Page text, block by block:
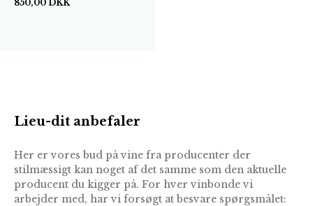
850,00 DKK
Lieu-dit anbefaler
Her er vores bud på vine fra producenter der
stilmæssigt kan noget af det samme som den aktuelle
producent du kigger på. For hver vinbonde vi
arbejder med, har vi forsøgt at besvare spørgsmålet: